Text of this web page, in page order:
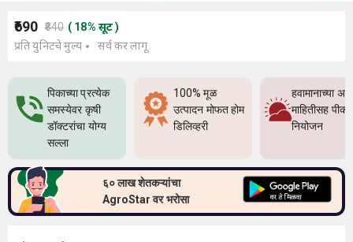
₹690 ₹840 ( 18% सूट)
प्रति युनिटचे मुल्य
सर्व कर लागू
पिकाच्या प्रत्येक
समस्येवर कृषी
डॉक्टरांचा योग्य
सल्ला
100% मूळ
उत्पादन मोफत होम
डिलिव्हरी
हवामानाच्या
माहितीसह पीक
नियोजन
६० लाख शेतकऱ्यांचा
AgroStar वर भरोसा